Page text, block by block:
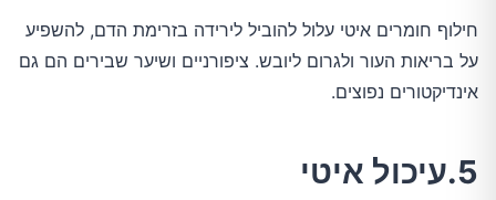
חילוף חומרים איטי עלול להוביל לירידה בזרימת הדם, להשפיע
על בריאות העור ולגרום ליובש. ציפורניים ושיער שבירים הם גם
אינדיקטורים נפוצים.
5.עיכול איטי